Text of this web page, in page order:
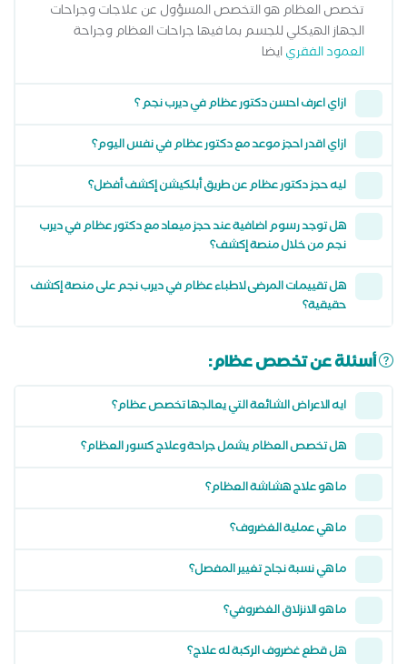
تخصص العظام هو التخصص المسؤول عن علاجات وجراحات
الجهاز الهيكلي للجسم بما فيها جراحات العظام وجراحة
العمود الفقريايضا
ازاي اعرف احسن دكتور عظام في ديرب نجم ؟
ازاي اقدر احجز موعد مع دكتور عظام في نفس اليوم؟
ليه حجز دكتور عظام عن طريق أبلكيشن إكشف أفضل؟
هل توجد رسوم اضافية عند حجز ميعاد مع دكتور عظام في ديرب
نجم من خلال منصة إكشف؟
هل تقييمات المرضى لاطباء عظام في ديرب نجم على منصة إكشف
حقيقية؟
أسئلة عن تخصص عظام:
ايه الاعراض الشائعة التي يعالجها تخصص عظام؟
هل تخصص العظام يشمل جراحة وعلاج كسور العظام؟
ما هو علاج هشاشة العظام؟
ما هي عملية الغضروف؟
ما هي نسبة نجاح تغيير المفصل؟
ما هو الانزلاق الغضروفي؟
هل قطع غضروف الركبة له علاج؟